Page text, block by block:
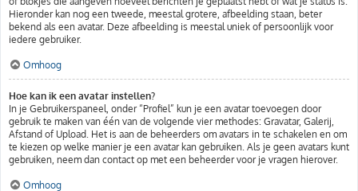
Hieronder kan nog een tweede, meestal grotere, afbeelding staan, beter
bekend als een avatar. Deze afbeelding is meestal uniek of persoonlijk voor
iedere gebruiker.
Omhoog
Hoe kan ik een avatar instellen?
In je Gebruikerspaneel, onder “Profiel” kun je een avatar toevoegen door
gebruik te maken van één van de volgende vier methodes: Gravatar, Galerij,
Afstand of Upload. Het is aan de beheerders om avatars in te schakelen en om
te kiezen op welke manier je een avatar kan gebruiken. Als je geen avatars kunt
gebruiken, neem dan contact op met een beheerder voor je vragen hierover.
Omhoog